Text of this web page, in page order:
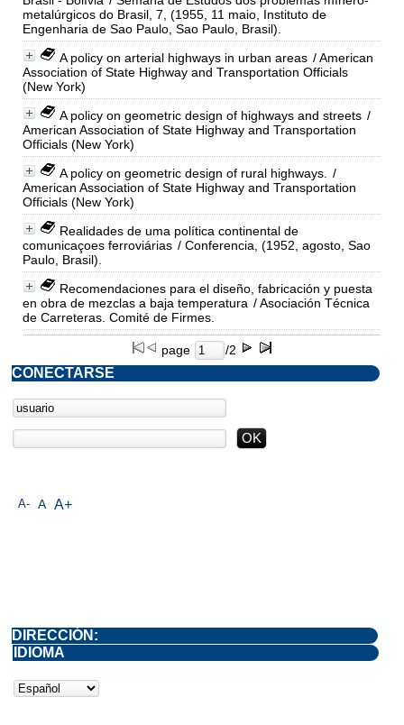
metalúrgicos do Brasil, 7, (1955, 11 maio, Instituto de
Engenharia de Sao Paulo, Sao Paulo, Brasil).
A policy on arterial highways in urban areas / American
Association of State Highway and Transportation Officials
(New York)
A policy on geometric design of highways and streets /
American Association of State Highway and Transportation
Officials (New York)
A policy on geometric design of rural highways.
/
American Association of State Highway and Transportation
Officials (New York)
Realidades de uma política continental de
comunicaçoes ferroviárias / Conferencia, (1952, agosto, Sao
Paulo, Brasil).
Recomendaciones para el diseño, fabricación y puesta
en obra de mezclas a baja temperatura / Asociación Técnica
de Carreteras. Comité de Firmes.
page /2
A- A A+
CONECTARSE
DIRECCIÓN:
IDIOMA